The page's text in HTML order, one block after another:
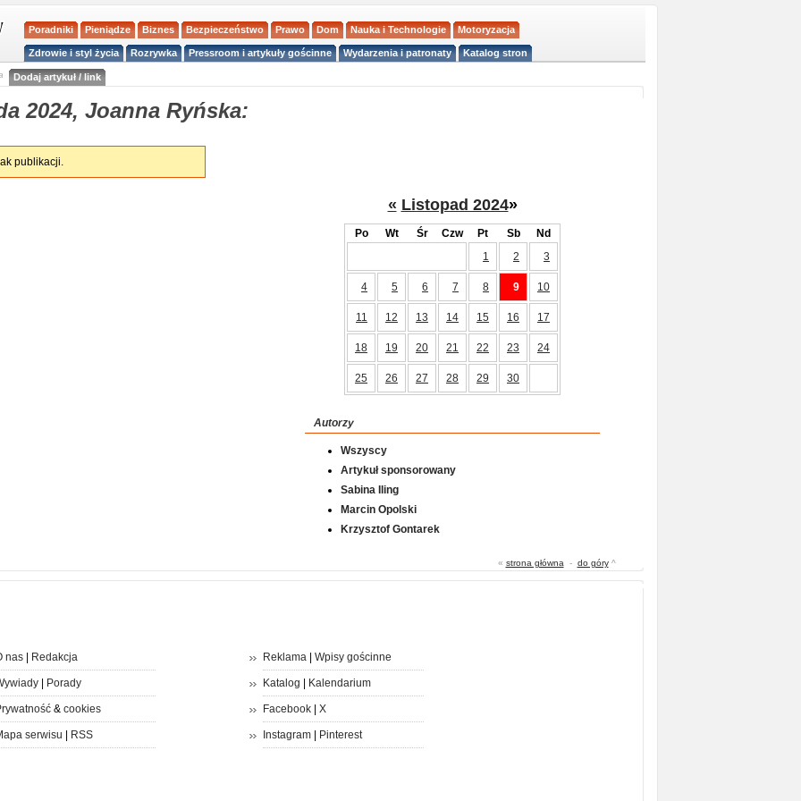
Poradniki Pieniądze Biznes Bezpieczeństwo Prawo Dom Nauka i Technologie Motoryzacja
Zdrowie i styl życia Rozrywka Pressroom i artykuły gościnne Wydarzenia i patronaty Katalog stron
Dodaj artykuł / link
2024, Joanna Ryńska:
publikacji.
« Listopad 2024»
Po Wt Śr Czw Pt Sb
Nd
1
2 3
4 5 6 7 8 9 10
11 12 13 14 15 16 17
18 19 20 21 22 23 24
25 26 27 28 29 30
Autorzy
Wszyscy
Artykuł sponsorowany
Sabina Iling
Marcin Opolski
Krzysztof Gontarek
« strona główna - do góry^
nas| Redakcja
| Porady
& cookies
serwisu RSS
Reklama| Wpisy gościnne
Katalog Kalendarium
Facebook| X
Instagram| Pinterest